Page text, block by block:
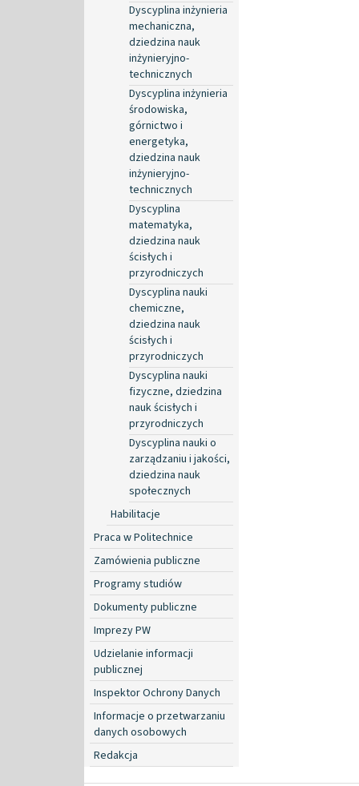
Dyscyplina inżynieria
mechaniczna,
dziedzina nauk
inżynieryjno-
technicznych
Dyscyplina inżynieria
środowiska,
górnictwo i
energetyka,
dziedzina nauk
inżynieryjno-
technicznych
Dyscyplina
matematyka,
dziedzina nauk
ścisłych i
przyrodniczych
Dyscyplina nauki
chemiczne,
dziedzina nauk
ścisłych i
przyrodniczych
Dyscyplina nauki
fizyczne, dziedzina
nauk ścisłych i
przyrodniczych
Dyscyplina nauki o
zarządzaniu i jakości,
dziedzina nauk
społecznych
Habilitacje
Praca w Politechnice
Zamówienia publiczne
Programy studiów
Dokumenty publiczne
Imprezy PW
Udzielanie informacji
publicznej
Inspektor Ochrony Danych
Informacje o przetwarzaniu
danych osobowych
Redakcja